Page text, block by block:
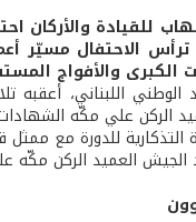
الاحتفال مسيّر
الكبرى والأفواج
اللبناني، أعقبه
الركن علي مكّه الشهادات
التذكارية للدورة مع
العميد الركن مكّه